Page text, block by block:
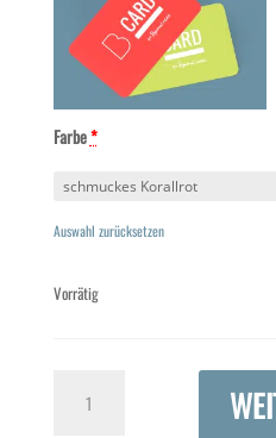
Farbe*
Auswahl zurücksetzen
Vorrätig